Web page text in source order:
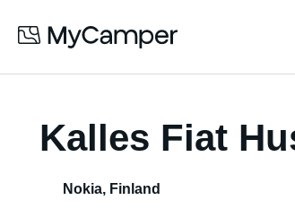
Kalles Fiat
Nokia, Finland